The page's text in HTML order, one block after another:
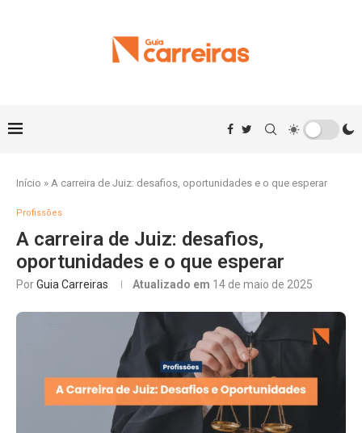
Início » A carreira de Juiz: desafios, oportunidades e o que esperar
Profissões
A carreira de Juiz: desafios,
oportunidades e o que esperar
PorGuia Carreiras Atualizado em 14 de maio de 2025